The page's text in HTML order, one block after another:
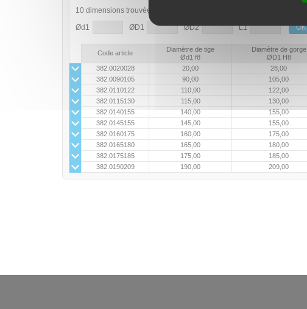
10 dimensions trouvées
Code article
Diamètre de tige
Ød1 f8
Diamètre de gorge
ØD1 H8
382.0020028
20,00 28,00
382.0090105
90,00 105,00
382.0110122
110,00 122,00
382.0115130
115,00 130,00
382.0140155
140,00 155,00
382.0145155
145,00 155,00
382.0160175
160,00 175,00
382.0165180
165,00 180,00
382.0175185
175,00 185,00
382.0190209
190,00 209,00
Ød1 ØD1 ØD2 L1